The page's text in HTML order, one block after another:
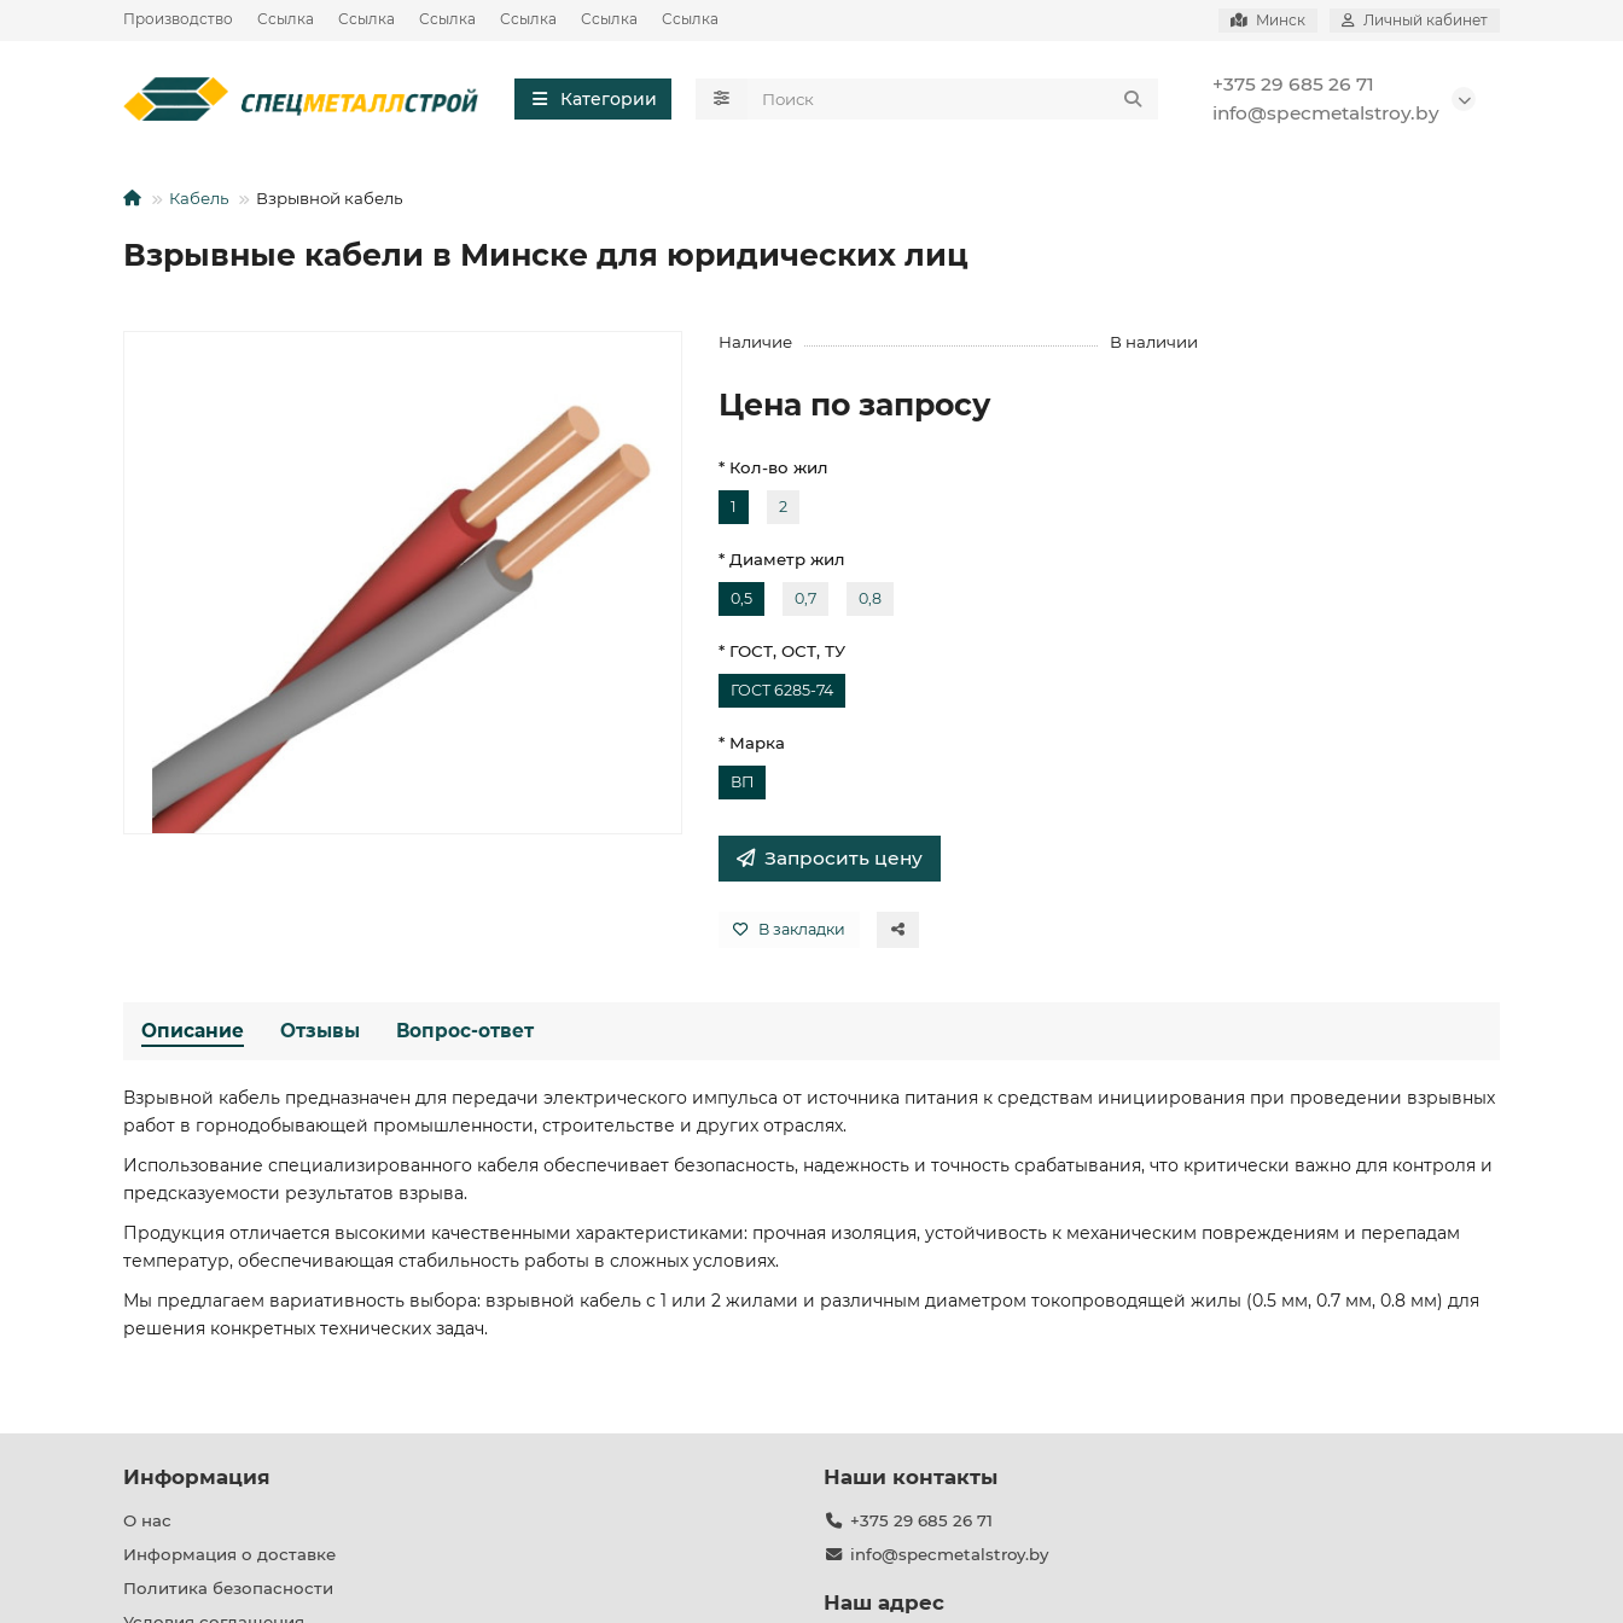
Производство Ссылка Ссылка Ссылка Ссылка Ссылка Ссылка Минск Личный кабинет
Категории
+375 29 685 26 71
info@specmetalstroy.by
Кабель Взрывной кабель
Взрывные кабели в Минске для юридических лиц
Наличие В наличии
Цена по запросу
* Кол-во жил
1 2
* Диаметр жил
0,5 0,7 0,8
* ГОСТ, ОСТ, ТУ
ГОСТ 6285-74
* Марка
ВП
Запросить цену
В закладки
Описание Отзывы Вопрос-ответ
Взрывной кабель предназначен для передачи электрического импульса от источника питания к средствам инициирования при проведении взрывных
работ в горнодобывающей промышленности, строительстве и других отраслях.
Использование специализированного кабеля обеспечивает безопасность, надежность и точность срабатывания, что критически важно для контроля и
предсказуемости результатов взрыва.
Продукция отличается высокими качественными характеристиками: прочная изоляция, устойчивость к механическим повреждениям и перепадам
температур, обеспечивающая стабильность работы в сложных условиях.
Мы предлагаем вариативность выбора: взрывной кабель с 1 или 2 жилами и различным диаметром токопроводящей жилы (0.5 мм, 0.7 мм, 0.8 мм) для
решения конкретных технических задач.
Информация
О нас
Информация о доставке
Политика безопасности
Наши контакты
+375 29 685 26 71
info@specmetalstroy.by
Наш адрес